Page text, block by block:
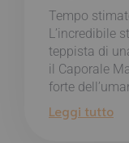
Tempo
L’incredibile
teppista di
il Caporale
forte
Leggi tutto